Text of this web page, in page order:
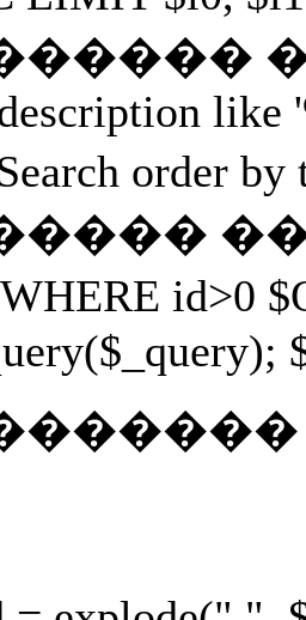
like
����
WHERE